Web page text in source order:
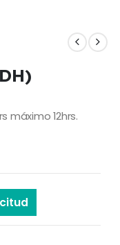
máximo 12hrs.